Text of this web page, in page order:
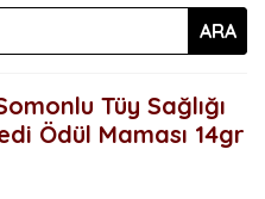
ARA
Tüy Sağlığı
Ödül Maması 14gr